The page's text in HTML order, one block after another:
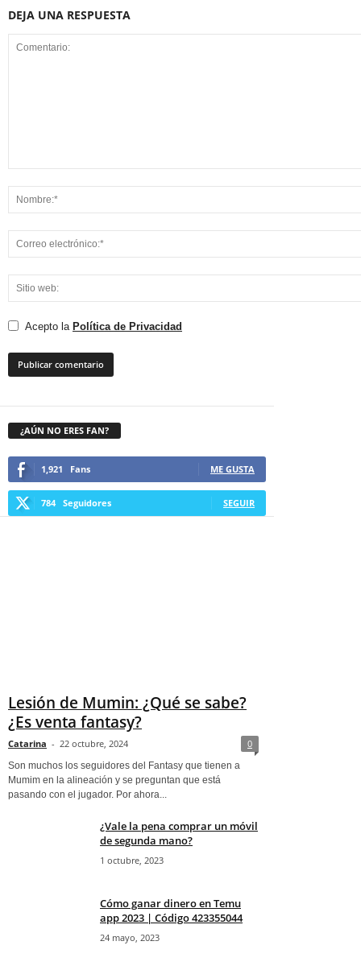
DEJA UNA RESPUESTA
Acepto la Política de Privacidad
¿AÚN NO ERES FAN?
1,921 Fans ME GUSTA
784 Seguidores SEGUIR
Lesión de Mumin: ¿Qué se sabe?
¿Es venta fantasy?
Catarina - 22 octubre, 2024 0
Son muchos los seguidores del Fantasy que tienen a
Mumim en la alineación y se preguntan que está
pasando con el jugador. Por ahora...
¿Vale la pena comprar un móvil
de segunda mano?
1 octubre, 2023
Cómo ganar dinero en Temu
app 2023 | Código 423355044
24 mayo, 2023